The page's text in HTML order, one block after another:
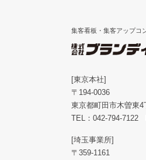
集客看板・集客アップコ
[東京本社]
〒194-0036
東京都町田市木曽東
TEL： 042-794-7122
[埼玉事業所]
〒359-1161